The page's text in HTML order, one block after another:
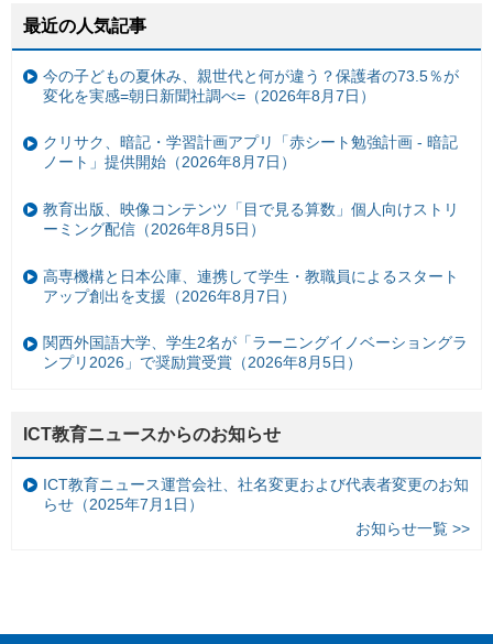
最近の人気記事
今の子どもの夏休み、親世代と何が違う？保護者の73.5％が
変化を実感=朝日新聞社調べ=（2026年8月7日）
クリサク、暗記・学習計画アプリ「赤シート勉強計画 - 暗記
ノート」提供開始（2026年8月7日）
教育出版、映像コンテンツ「目で見る算数」個人向けストリ
ーミング配信（2026年8月5日）
高専機構と日本公庫、連携して学生・教職員によるスタート
アップ創出を支援（2026年8月7日）
関西外国語大学、学生2名が「ラーニングイノベーショングラ
ンプリ2026」で奨励賞受賞（2026年8月5日）
ICT教育ニュースからのお知らせ
ICT教育ニュース運営会社、社名変更および代表者変更のお知
らせ（2025年7月1日）
お知らせ一覧 >>